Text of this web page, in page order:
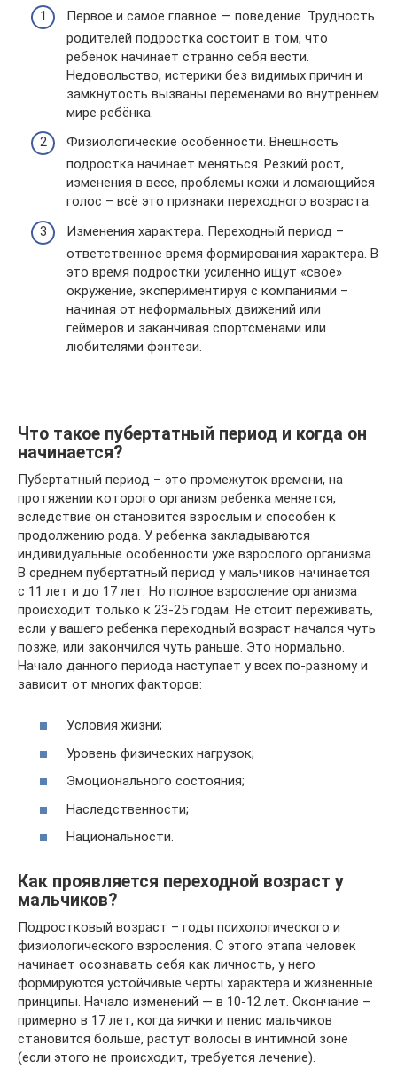
Первое и самое главное — поведение. Трудность
родителей подростка состоит в том, что
ребенок начинает странно себя вести.
Недовольство, истерики без видимых причин и
замкнутость вызваны переменами во внутреннем
мире ребёнка.
Физиологические особенности. Внешность
подростка начинает меняться. Резкий рост,
изменения в весе, проблемы кожи и ломающийся
голос – всё это признаки переходного возраста.
Изменения характера. Переходный период –
ответственное время формирования характера. В
это время подростки усиленно ищут «свое»
окружение, экспериментируя с компаниями –
начиная от неформальных движений или
геймеров и заканчивая спортсменами или
любителями фэнтези.
Что такое пубертатный период и когда он
начинается?
Пубертатный период – это промежуток времени, на
протяжении которого организм ребенка меняется,
вследствие он становится взрослым и способен к
продолжению рода. У ребенка закладываются
индивидуальные особенности уже взрослого организма.
В среднем пубертатный период у мальчиков начинается
с 11 лет и до 17 лет. Но полное взросление организма
происходит только к 23-25 годам. Не стоит переживать,
если у вашего ребенка переходный возраст начался чуть
позже, или закончился чуть раньше. Это нормально.
Начало данного периода наступает у всех по-разному и
зависит от многих факторов:
Условия жизни;
Уровень физических нагрузок;
Эмоционального состояния;
Наследственности;
Национальности.
Как проявляется переходной возраст у
мальчиков?
Подростковый возраст – годы психологического и
физиологического взросления. С этого этапа человек
начинает осознавать себя как личность, у него
формируются устойчивые черты характера и жизненные
принципы. Начало изменений — в 10-12 лет. Окончание –
примерно в 17 лет, когда яички и пенис мальчиков
становится больше, растут волосы в интимной зоне
(если этого не происходит, требуется лечение).